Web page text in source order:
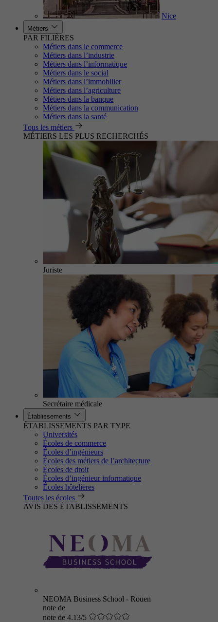
Nice
Métiers
PAR FILIÈRES
Métiers dans le commerce
Métiers dans l’industrie
Métiers dans l’informatique
Métiers dans le social
Métiers dans l’immobilier
Métiers dans l’agriculture
Métiers dans la banque
Métiers dans la communication
Métiers dans la santé
Tous les métiers
MÉTIERS LES PLUS RECHERCHÉS
Juriste
Secrétaire médicale
Établissements
ÉTABLISSEMENTS PAR TYPE
Universités
Écoles de commerce
Écoles d’ingénieurs
Écoles des métiers de l’architecture
Écoles de droit
Écoles d’ingénieur informatique
Écoles hôtelières
Toutes les écoles
AVIS DES ÉTABLISSEMENTS
NEOMA Business School - Rouen
note de
note de 4.13/5